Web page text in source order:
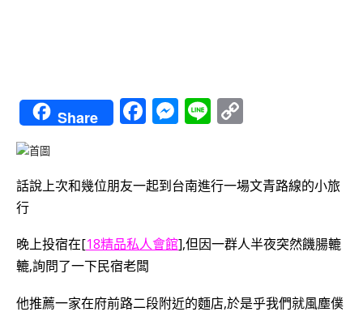
Share Facebook
Messenger
Line
話說上次和幾位朋友一起到台南進行一場文青路線的小旅
行
晚上投宿在[18精品私人會館],但因一群人半夜突然饑腸轆
轆,詢問了一下民宿老闆
他推薦一家在府前路二段附近的麵店,於是乎我們就風塵僕